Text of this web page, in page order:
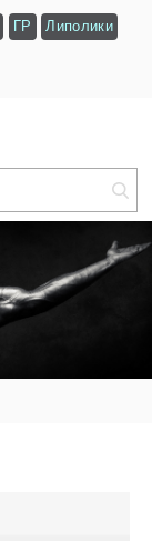
ГР Липолики